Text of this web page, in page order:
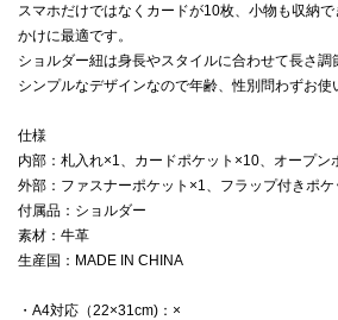
スマホだけではなくカードが10枚、小物も収納
かけに最適です。
ショルダー紐は身長やスタイルに合わせて長さ調
シンプルなデザインなので年齢、性別問わずお使
仕様
内部：札入れ×1、カードポケット×10、オープン
外部：ファスナーポケット×1、フラップ付きポケ
付属品：ショルダー
素材：牛革
生産国：MADE IN CHINA
・A4対応（22×31cm)：×